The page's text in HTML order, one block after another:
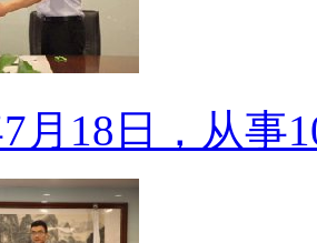
月18日，从事